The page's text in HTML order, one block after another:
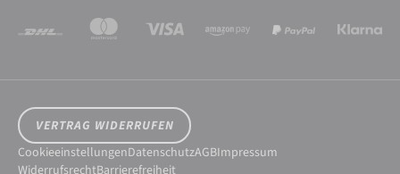
VERTRAG WIDERRUFEN
CookieeinstellungenDatenschutzAGBImpressum
WiderrufsrechtBarrierefreiheit